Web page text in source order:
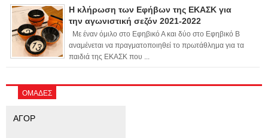
Η κλήρωση των Εφήβων της ΕΚΑΣΚ για
την αγωνιστική σεζόν 2021-2022
Με έναν όμιλο στο Εφηβικό Α και δύο στο Εφηβικό Β
αναμένεται να πραγματοποιηθεί το πρωτάθλημα για τα
παιδιά της ΕΚΑΣΚ που ...
ΟΜΑΔΕΣ
ΑΓΟΡ